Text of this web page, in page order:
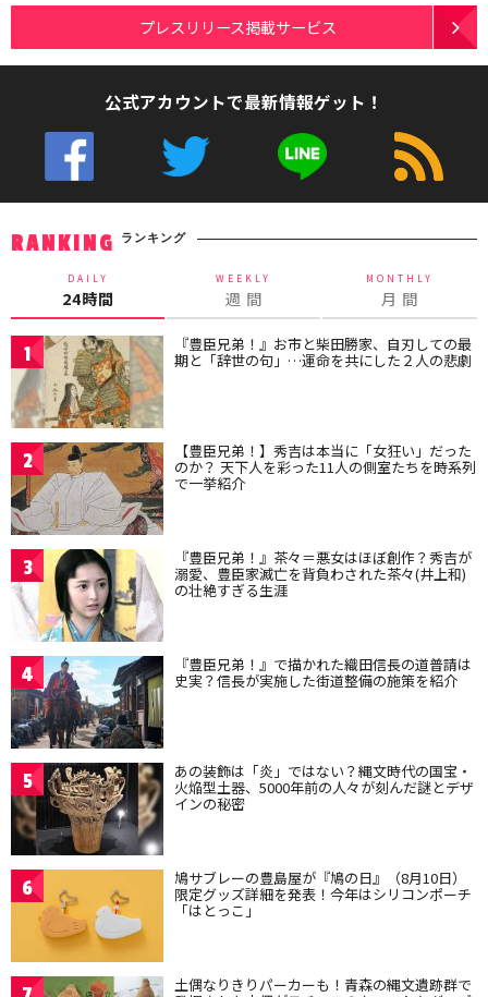
プレスリリース掲載サービス
公式アカウントで最新情報ゲット！
RANKING ランキング
DAILY
24時間
WEEKLY
週 間
MONTHLY
月 間
1 『豊臣兄弟！』お市と柴田勝家、自刃しての最
期と「辞世の句」…運命を共にした２人の悲劇
2 【豊臣兄弟！】秀吉は本当に「女狂い」だった
のか？ 天下人を彩った11人の側室たちを時系列
で一挙紹介
3 『豊臣兄弟！』茶々＝悪女はほぼ創作？秀吉が
溺愛、豊臣家滅亡を背負わされた茶々(井上和)
の壮絶すぎる生涯
4 『豊臣兄弟！』で描かれた織田信長の道普請は
史実？信長が実施した街道整備の施策を紹介
5 あの装飾は「炎」ではない？縄文時代の国宝・
火焔型土器、5000年前の人々が刻んだ謎とデザ
インの秘密
6 鳩サブレーの豊島屋が『鳩の日』（8月10日）
限定グッズ詳細を発表！今年はシリコンポーチ
「はとっこ」
土偶なりきりパーカーも！青森の縄文遺跡群で